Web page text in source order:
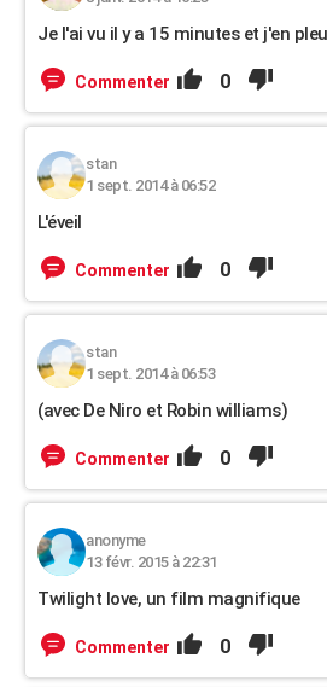
Je l'ai vu il y a 15 minutes et j'en
Commenter 0
stan
1 sept. 2014 à 06:52
L'éveil
Commenter 0
stan
1 sept. 2014 à 06:53
(avec De Niro et Robin williams)
Commenter 0
anonyme
13 févr. 2015 à 22:31
Twilight love, un film magnifique
Commenter 0